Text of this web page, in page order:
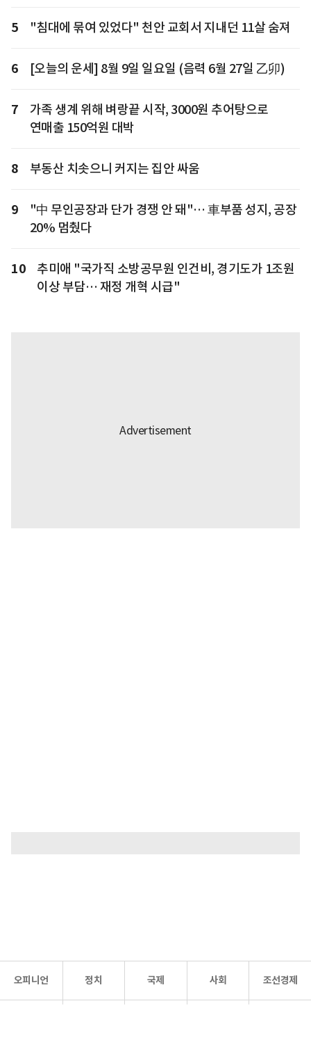
5 "침대에 묶여 있었다" 천안 교회서 지내던 11살 숨져
6 [오늘의 운세] 8월 9일 일요일 (음력 6월 27일 乙卯)
7
가족 생계 위해 벼랑끝 시작, 3000원 추어탕으로
연매출 150억원 대박
8 부동산 치솟으니 커지는 집안 싸움
9
"中 무인공장과 단가 경쟁 안 돼"… 車부품 성지, 공장
20% 멈췄다
10
추미애 "국가직 소방공무원 인건비, 경기도가 1조원
이상 부담… 재정 개혁 시급"
오피니언 정치 국제 사회 조선경제